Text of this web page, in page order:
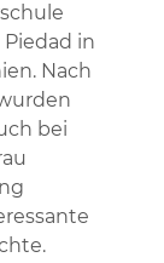
Piedad in
Nach
bei